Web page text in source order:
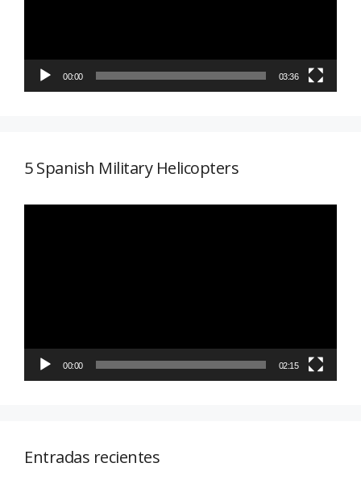
00:00 03:36
5 Spanish Military Helicopters
00:00 02:15
Entradas recientes